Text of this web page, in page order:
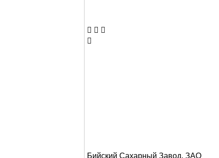
  

Бийский Сахарный Завод, ЗАО